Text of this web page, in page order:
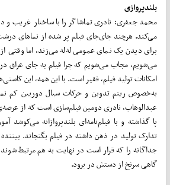
بلندپروازی
محمد جعفری: نادری تماشاگر را با ساختار غریب و
می‌کند. هرچند جای‌جای فیلم پر شده از نماهای
برای دیدن یک نمای عمومی له‌له می‌زند، اما وقتی
می‌شویم، مجاب می‌شویم که چرا فیلم به جای عراق در
امکانات تولید فیلم، فقیر است. با این همه، این
به‌خصوص ریتم تدوین و حرکات سیال دوربین کم
عبدالوهاب، نادری دومین فیلم‌سازی است که از
پا گذاشته و با فیلم‌نامه‌ای بلندپروازانه
تدارک تولید در ذهن داشته در فیلم بگنجاند.
جداگانه را که قرار است در نهایت به هم مرتبط
گاهی سرنخ از دستش در برود.